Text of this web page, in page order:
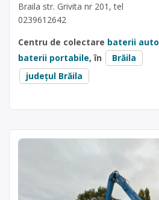
Braila str. Grivita nr 201, tel
0239612642
Centru de colectare baterii auto
baterii portabile, în
Brăila
județul Brăila